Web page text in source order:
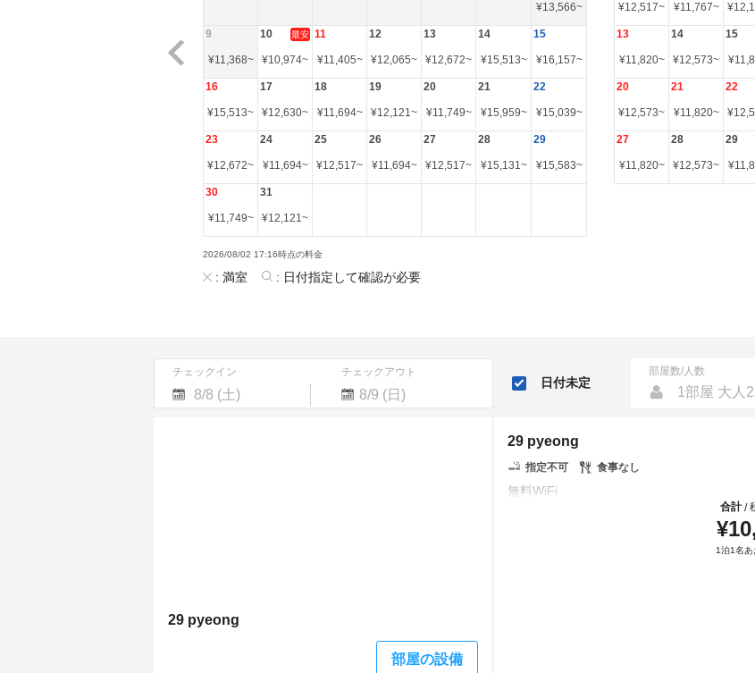
¥13,566~
9
¥11,368~
10 最安
¥10,974~
11
¥11,405~
12
¥12,065~
13
¥12,672~
14
¥15,513~
15
¥16,157~
16
¥15,513~
17
¥12,630~
18
¥11,694~
19
¥12,121~
20
¥11,749~
21
¥15,959~
22
¥15,039~
23
¥12,672~
24
¥11,694~
25
¥12,517~
26
¥11,694~
27
¥12,517~
28
¥15,131~
29
¥15,583~
30
¥11,749~
31
¥12,121~
¥12,517~ ¥11,767~ ¥
13
¥11,820~
14
¥12,573~
15
¥
20
¥12,573~
21
¥11,820~
22
¥
27
¥11,820~
28
¥12,573~
29
¥
2026/08/02 17:16時点の料金
: 満室 : 日付指定して確認が必要
チェックイン チェックアウト
Navigate
question
Navigate
日付未定
部屋数/人数
1部屋 大人
29 pyeong
部屋の設備
29 pyeong
指定不可 食事なし
合計/
¥
1泊1名あ